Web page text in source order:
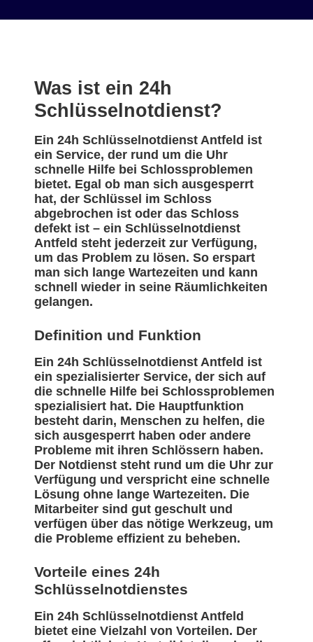
Was ist ein 24h
Schlüsselnotdienst?
Ein 24h Schlüsselnotdienst Antfeld ist
ein Service, der rund um die Uhr
schnelle Hilfe bei Schlossproblemen
bietet. Egal ob man sich ausgesperrt
hat, der Schlüssel im Schloss
abgebrochen ist oder das Schloss
defekt ist – ein Schlüsselnotdienst
Antfeld steht jederzeit zur Verfügung,
um das Problem zu lösen. So erspart
man sich lange Wartezeiten und kann
schnell wieder in seine Räumlichkeiten
gelangen.
Definition und Funktion
Ein 24h Schlüsselnotdienst Antfeld ist
ein spezialisierter Service, der sich auf
die schnelle Hilfe bei Schlossproblemen
spezialisiert hat. Die Hauptfunktion
besteht darin, Menschen zu helfen, die
sich ausgesperrt haben oder andere
Probleme mit ihren Schlössern haben.
Der Notdienst steht rund um die Uhr zur
Verfügung und verspricht eine schnelle
Lösung ohne lange Wartezeiten. Die
Mitarbeiter sind gut geschult und
verfügen über das nötige Werkzeug, um
die Probleme effizient zu beheben.
Vorteile eines 24h
Schlüsselnotdienstes
Ein 24h Schlüsselnotdienst Antfeld
bietet eine Vielzahl von Vorteilen. Der